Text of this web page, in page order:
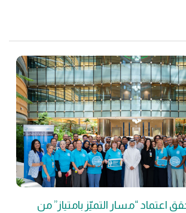
“مسار التميّز بامتياز” من